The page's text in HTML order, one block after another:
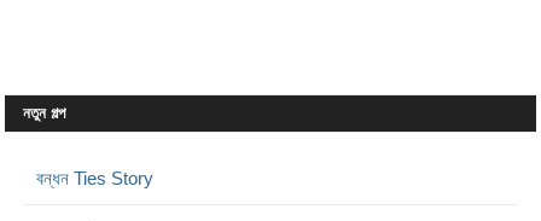
নতুন গল্প
বন্ধন Ties Story